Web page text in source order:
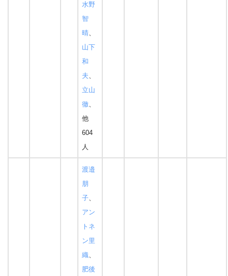
水野
智
晴、
山下
和
夫、
立山
徹、
他
604
人
渡邉
朋
子、
アン
トネ
ン里
織、
肥後